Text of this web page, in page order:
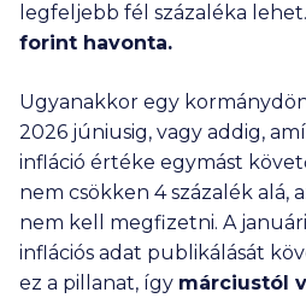
legfeljebb fél százaléka lehet.
forint havonta.
Ugyanakkor egy
2026 júniusig, vagy addig,
infláció értéke egymást
nem csökken 4 százalék alá,
nem kell megfizetni. A
inflációs adat publikálását
ez a pillanat, így márciustól